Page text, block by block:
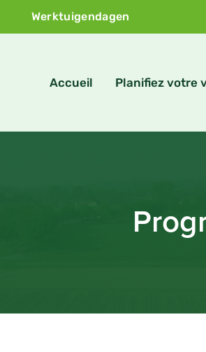
Werktuigendagen
Accueil Planifiez votre